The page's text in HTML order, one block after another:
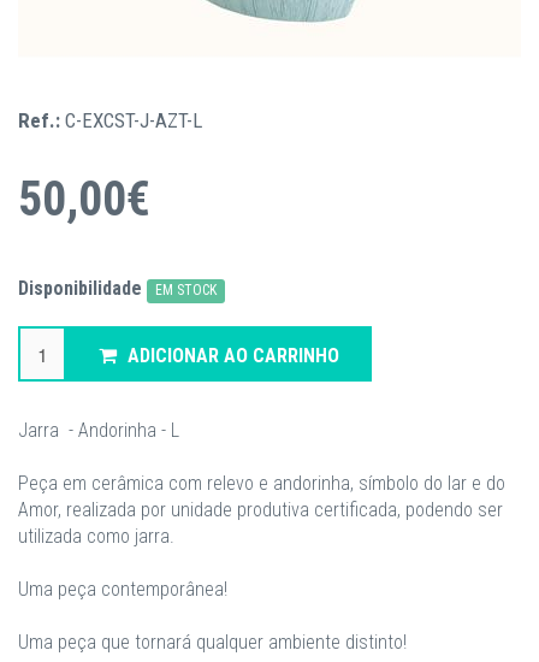
Ref.: C-EXCST-J-AZT-L
50,00€
Disponibilidade EM STOCK
ADICIONAR AO CARRINHO
Jarra - Andorinha - L
Peça em cerâmica com relevo e andorinha, símbolo do lar e do
Amor, realizada por unidade produtiva certificada, podendo ser
utilizada como jarra.
Uma peça contemporânea!
Uma peça que tornará qualquer ambiente distinto!